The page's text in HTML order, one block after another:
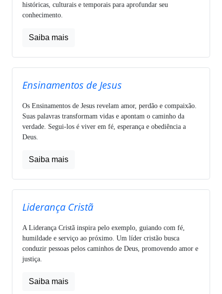
históricas, culturais e temporais para aprofundar seu
conhecimento.
Saiba mais
Ensinamentos de Jesus
Os Ensinamentos de Jesus revelam amor, perdão e compaixão.
Suas palavras transformam vidas e apontam o caminho da
verdade. Segui-los é viver em fé, esperança e obediência a
Deus.
Saiba mais
Liderança Cristã
A Liderança Cristã inspira pelo exemplo, guiando com fé,
humildade e serviço ao próximo. Um líder cristão busca
conduzir pessoas pelos caminhos de Deus, promovendo amor e
justiça.
Saiba mais